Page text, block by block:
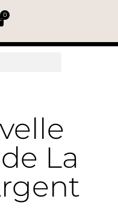
0
La